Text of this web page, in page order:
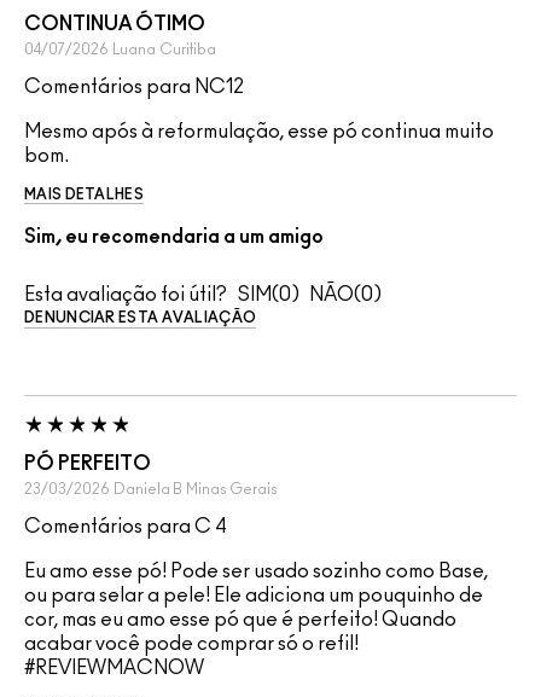
CONTINUA ÓTIMO
04/07/2026 Luana Curitiba
Comentários para NC12
Mesmo após à reformulação, esse pó continua muito
bom.
MAIS DETALHES
Sim, eu recomendaria a um amigo
Esta avaliação foi útil? 0 0
DENUNCIAR ESTA AVALIAÇÃO
PÓ PERFEITO
23/03/2026 Daniela B Minas Gerais
Comentários para C 4
Eu amo esse pó! Pode ser usado sozinho como Base,
ou para selar a pele! Ele adiciona um pouquinho de
cor, mas eu amo esse pó que é perfeito! Quando
acabar você pode comprar só o refil!
#REVIEWMACNOW